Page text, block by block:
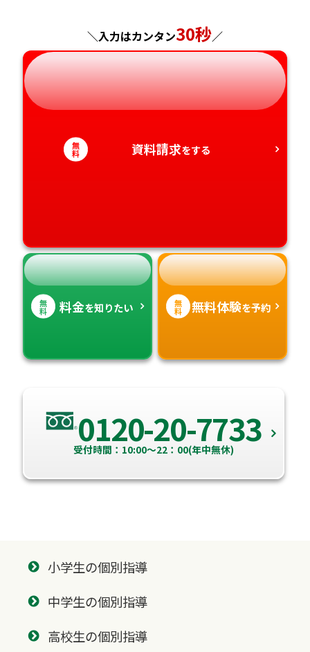
神奈川県
岐阜県
静岡県
愛知県
奈良県
和歌山県
広島県
山口県
徳島県
香川県
長崎県
熊本県
大分県
宮崎県
＼入力はカンタン30秒／
無
料 資料請求をする
無
料 料金を知りたい 無
料 無料体験を予約
0120-20-7733
受付時間：10:00～22：00(年中無休)
小学生の個別指導
中学生の個別指導
高校生の個別指導